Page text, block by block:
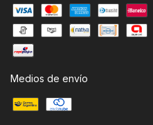
Medios de envío